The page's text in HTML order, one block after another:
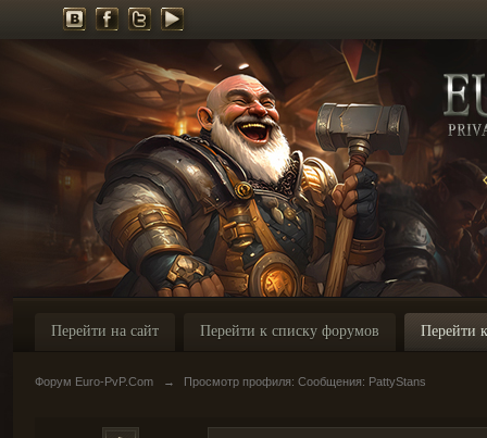
Перейти на сайт Перейти к списку форумов Перейти
Форум Euro-PvP.Com → Просмотр профиля: Сообщения: PattyStans